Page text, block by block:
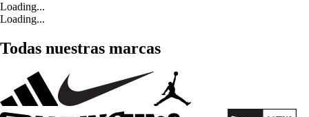
Loading...
Loading...
Todas nuestras marcas